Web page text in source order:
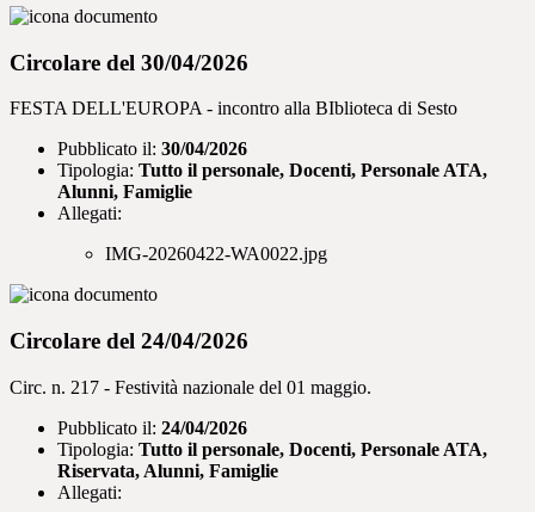
Circolare del 30/04/2026
FESTA DELL'EUROPA - incontro alla BIblioteca di Sesto
Pubblicato il: 30/04/2026
Tipologia: Tutto il personale, Docenti, Personale ATA,
Alunni, Famiglie
Allegati:
IMG-20260422-WA0022.jpg
Circolare del 24/04/2026
Circ. n. 217 - Festività nazionale del 01 maggio.
Pubblicato il: 24/04/2026
Tipologia: Tutto il personale, Docenti, Personale ATA,
Riservata, Alunni, Famiglie
Allegati: